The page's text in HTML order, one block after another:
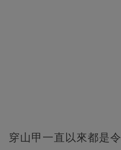
穿山甲一直以來都是